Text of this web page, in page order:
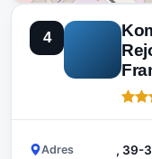
4
Adres , 39-